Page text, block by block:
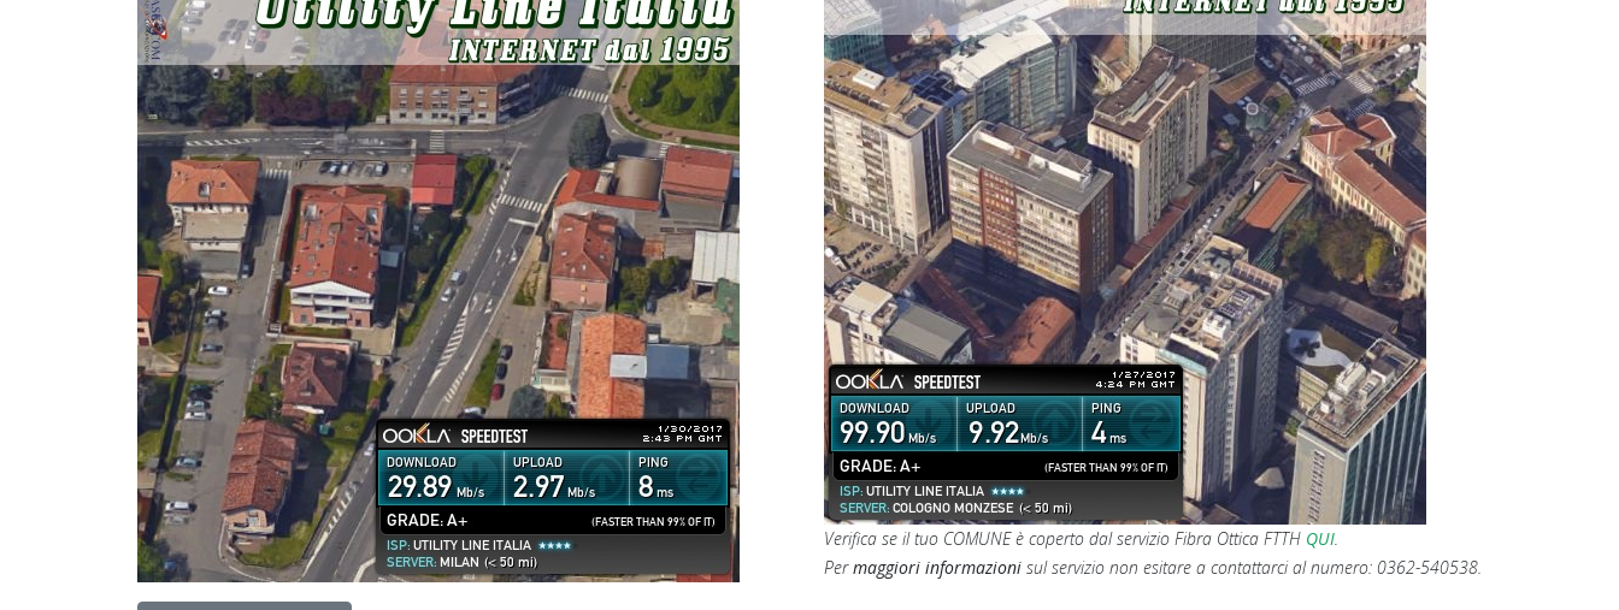
Verifica se il tuo COMUNE è coperto dal servizio Fibra Ottica FTTH QUI.
Permaggiori informazioni sul servizio non esitare a contattarci al numero: 0362-540538.